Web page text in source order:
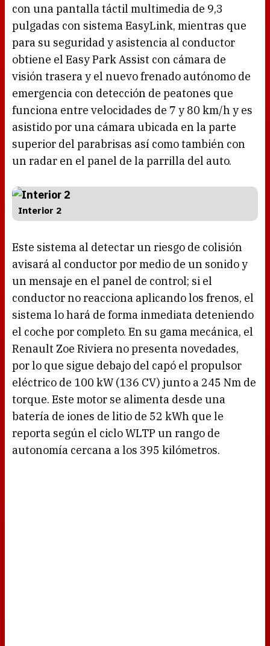
con una pantalla táctil multimedia de 9,3
pulgadas con sistema EasyLink, mientras que
para su seguridad y asistencia al conductor
obtiene el Easy Park Assist con cámara de
visión trasera y el nuevo frenado autónomo de
emergencia con detección de peatones que
funciona entre velocidades de 7 y 80 km/h y es
asistido por una cámara ubicada en la parte
superior del parabrisas así como también con
un radar en el panel de la parrilla del auto.
Interior 2
Este sistema al detectar un riesgo de colisión
avisará al conductor por medio de un sonido y
un mensaje en el panel de control; si el
conductor no reacciona aplicando los frenos, el
sistema lo hará de forma inmediata deteniendo
el coche por completo. En su gama mecánica, el
Renault Zoe Riviera no presenta novedades,
por lo que sigue debajo del capó el propulsor
eléctrico de 100 kW (136 CV) junto a 245 Nm de
torque. Este motor se alimenta desde una
batería de iones de litio de 52 kWh que le
reporta según el ciclo WLTP un rango de
autonomía cercana a los 395 kilómetros.